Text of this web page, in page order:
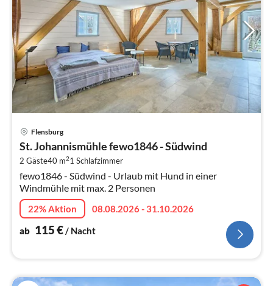
Flensburg
St. Johannismühle fewo1846 - Südwind
2 Gäste40 m21 Schlafzimmer
fewo1846 - Südwind - Urlaub mit Hund in einer
Windmühle mit max. 2 Personen
22% Aktion
08.08.2026 - 31.10.2026
ab 115€/ Nacht